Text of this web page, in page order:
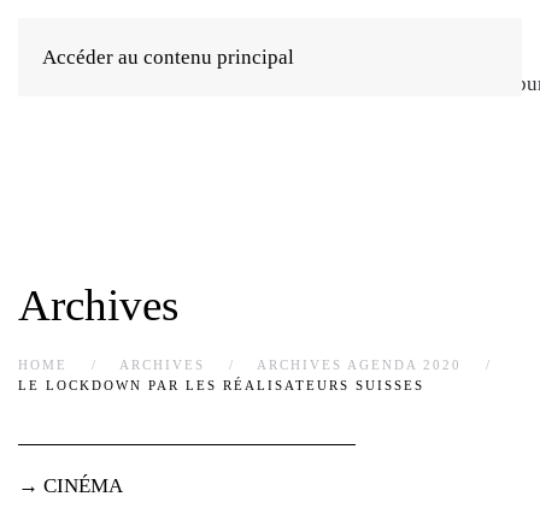
Accéder au contenu principal
Archives
HOME ARCHIVES
ARCHIVES AGENDA 2020
LE LOCKDOWN PAR LES RÉALISATEURS SUISSES
→ CINÉMA